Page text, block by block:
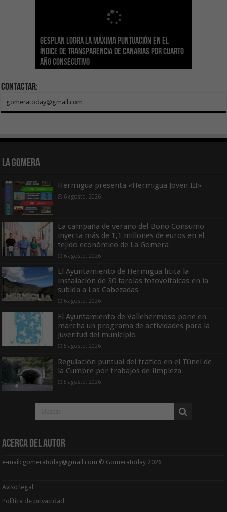
Gesplan logra la máxima puntuación en el
Índice de Transparencia de Canarias por cuarto
año consecutivo
El Gobierno canario concede ayudas del
POSEICAN-Pesca al sector por valor de 7,09 M€
tras aumentar las cuantías
Transición Ecológica coordina con Ashotel su
adhesión a la Red de Refugios Climáticos de
Canarias
Visocan incorpora 170 pisos a su parque de
vivienda protegida en régimen de alquiler
asequible de Tenerife
Sanidad refuerza la capacidad diagnóstica de
los centros de salud con el impulso de la
ecografía clínica
El Gobierno de Canarias convoca el Concurso de
Sal Marina Agrocanarias 2026
Contactar:
gomeratoday@gmail.com
La Gomera
Hermigua presenta «Hermigua Joven III»
6 agosto, 2026
La campaña de verano del Bono Consumo
inyecta más de 1,1 millones de euros en el
tejido económico de La Gomera
6 agosto, 2026
El Ayuntamiento de Hermigua licita la
instalación de 30 farolas fotovoltaicas en la
subida a Las Cabezadas
6 agosto, 2026
El Ayuntamiento de Vallehermoso pone en
marcha un programa de actividades para la
juventud del municipio
5 agosto, 2026
Regulación puntual del tráfico en el Túnel de
la Cumbre por trabajos de limpieza
5 agosto, 2026
Acerca del Autor
e-mail: gomeratoday@gmail.com © Gomeratoday 2026
Aviso legal
Política de privacidad